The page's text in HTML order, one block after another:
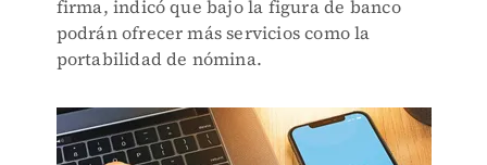
firma, indicó que bajo la figura de banco
podrán ofrecer más servicios como la
portabilidad de nómina.